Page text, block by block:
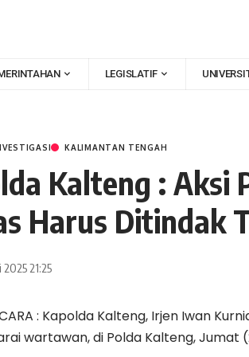
LEGISLATIF
KALIMANTAN TENGAH
Kalteng : Aksi
Harus Ditindak
2025 21:25